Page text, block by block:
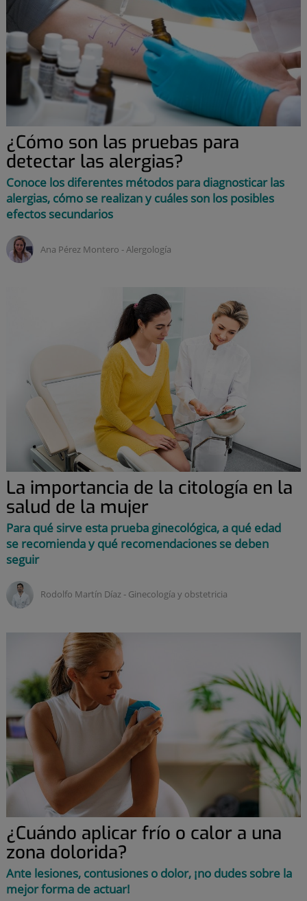
¿Cómo son las pruebas para
detectar las alergias?
Conoce los diferentes métodos para diagnosticar las
alergias, cómo se realizan y cuáles son los posibles
efectos secundarios
Ana Pérez Montero ‑ Alergología
La importancia de la citología en la
salud de la mujer
Para qué sirve esta prueba ginecológica, a qué edad
se recomienda y qué recomendaciones se deben
seguir
Rodolfo Martín Díaz ‑ ginecología y obstetricia
¿Cuándo aplicar frío o calor a una
zona dolorida?
Ante lesiones, contusiones o dolor, ¡no dudes sobre la
mejor forma de actuar!